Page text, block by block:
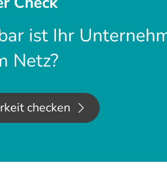
ist Ihr
Netz?
checken